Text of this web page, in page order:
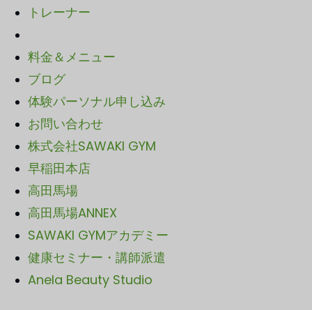
トレーナー
料金＆メニュー
ブログ
体験パーソナル申し込み
お問い合わせ
株式会社SAWAKI GYM
早稲田本店
高田馬場
高田馬場ANNEX
SAWAKI GYMアカデミー
健康セミナー・講師派遣
Anela Beauty Studio